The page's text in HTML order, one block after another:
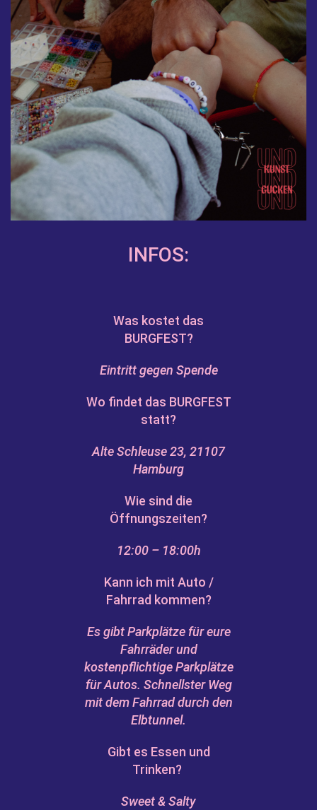
INFOS:
Was kostet das
BURGFEST?
Eintritt gegen Spende
Wo findet das BURGFEST
statt?
Alte Schleuse 23, 21107
Hamburg
Wie sind die
Öffnungszeiten?
12:00 – 18:00h
Kann ich mit Auto /
Fahrrad kommen?
Es gibt Parkplätze für eure
Fahrräder und
kostenpflichtige Parkplätze
für Autos. Schnellster Weg
mit dem Fahrrad durch den
Elbtunnel.
Gibt es Essen und
Trinken?
Sweet & Salty